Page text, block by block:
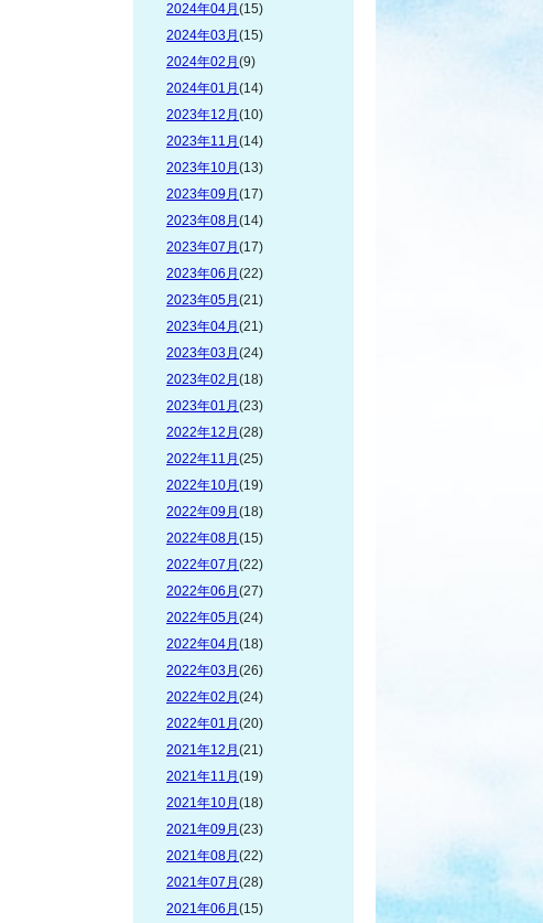
2024年04月 (15)
2024年03月 (15)
2024年02月 (9)
2024年01月 (14)
2023年12月 (10)
2023年11月 (14)
2023年10月 (13)
2023年09月 (17)
2023年08月 (14)
2023年07月 (17)
2023年06月 (22)
2023年05月 (21)
2023年04月 (21)
2023年03月 (24)
2023年02月 (18)
2023年01月 (23)
2022年12月 (28)
2022年11月 (25)
2022年10月 (19)
2022年09月 (18)
2022年08月 (15)
2022年07月 (22)
2022年06月 (27)
2022年05月 (24)
2022年04月 (18)
2022年03月 (26)
2022年02月 (24)
2022年01月 (20)
2021年12月 (21)
2021年11月 (19)
2021年10月 (18)
2021年09月 (23)
2021年08月 (22)
2021年07月 (28)
2021年06月 (15)